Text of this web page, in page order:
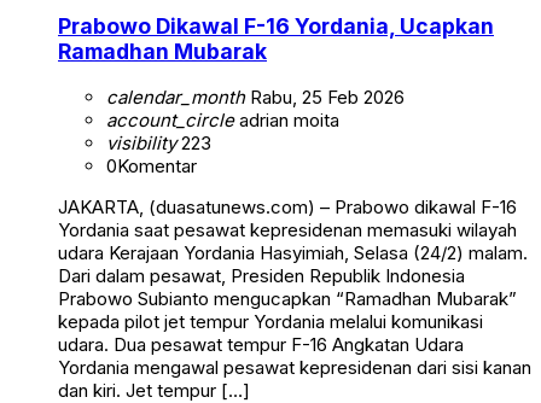
Prabowo Dikawal F-16 Yordania, Ucapkan
Ramadhan Mubarak
calendar_monthRabu, 25 Feb 2026
account_circleadrian moita
visibility223
0Komentar
JAKARTA, (duasatunews.com) – Prabowo dikawal F-16
Yordania saat pesawat kepresidenan memasuki wilayah
udara Kerajaan Yordania Hasyimiah, Selasa (24/2) malam.
Dari dalam pesawat, Presiden Republik Indonesia
Prabowo Subianto mengucapkan “Ramadhan Mubarak”
kepada pilot jet tempur Yordania melalui komunikasi
udara. Dua pesawat tempur F-16 Angkatan Udara
Yordania mengawal pesawat kepresidenan dari sisi kanan
dan kiri. Jet tempur […]